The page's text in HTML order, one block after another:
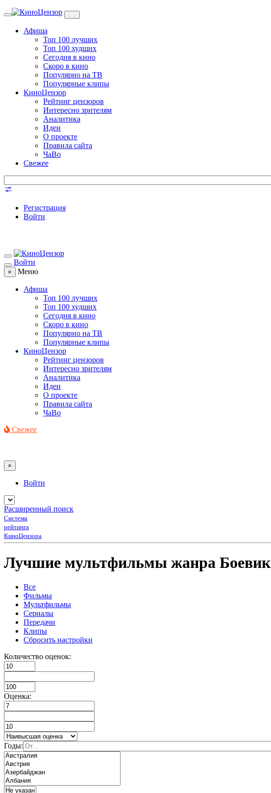
Toggle
Афиша
Топ 100 лучших
Топ 100 худших
Сегодня в кино
Скоро в кино
Популярно на ТВ
Популярные клипы
КиноЦензор
Рейтинг цензоров
Интересно зрителям
Аналитика
Идеи
О проекте
Правила сайта
ЧаВо
Свежее
Регистрация
Войти
Войти
× Меню
Афиша
Топ 100 лучших
Топ 100 худших
Сегодня в кино
Скоро в кино
Популярно на ТВ
Популярные клипы
КиноЦензор
Рейтинг цензоров
Интересно зрителям
Аналитика
Идеи
О проекте
Правила сайта
ЧаВо
Свежее
×
Войти
Расширенный поиск
Система
рейтинга
КиноЦензора
Лучшие мультфильмы жанра Боевик
Все
Фильмы
Мультфильмы
Сериалы
Передачи
Клипы
Сбросить настройки
Количество оценок:
Оценка:
Годы: